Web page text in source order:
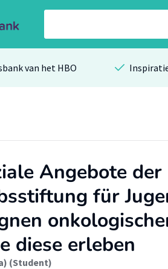
van het HBO
Angebote
für
diese erleben
(Student)